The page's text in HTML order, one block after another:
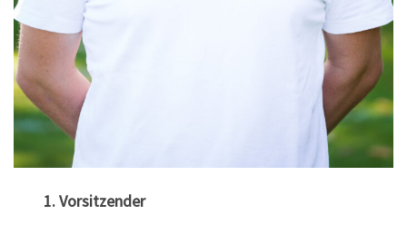
1. Vorsitzender